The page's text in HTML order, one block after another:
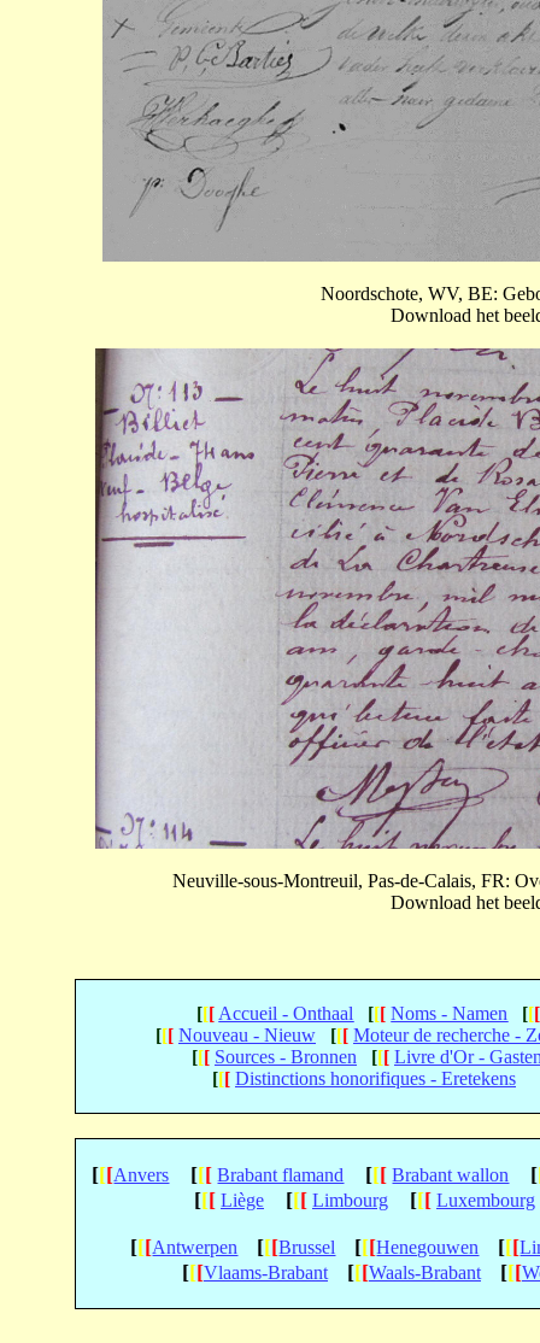
Noordschote, WV, BE:
Download het
Neuville-sous-Montreuil, Pas-de-Calais, FR:
Download het
[[[ Accueil - Onthaal [[[ Noms - Namen [[[
[[[ Nouveau - Nieuw [[[ Moteur de recherche -
[[[ Sources - Bronnen [[[ Livre d'Or -
[[[ Distinctions honorifiques - Eretekens
[[[Anvers [[[ Brabant flamand [[[ Brabant wallon [
[[[ Liège [[[ Limbourg [[[ Luxembourg
[[[Antwerpen [[[Brussel [[[Henegouwen [[[
[[[Vlaams-Brabant [[[Waals-Brabant [[[